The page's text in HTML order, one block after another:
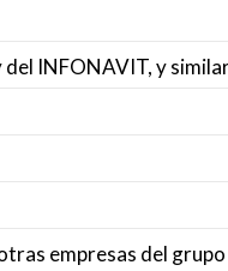
del INFONAVIT, y
empresas del